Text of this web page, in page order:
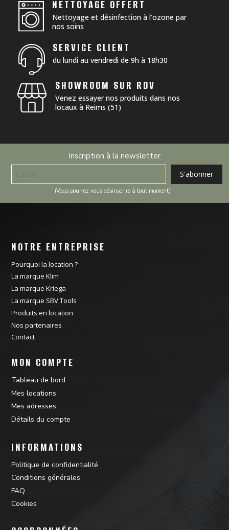
NETTOYAGE OFFERT
Nettoyage et désinfection à l’ozone par
nos soins
SERVICE CLIENT
du lundi au vendredi de 9h à 18h30
SHOWROOM SUR RDV
Venez essayer nos produits dans nos
locaux à Reims (51)
Inscription à la newsletter
(Vous pourrez vous désinscrire à tout moment)
NOTRE ENTREPRISE
Pourquoi la location ?
La marque Klim
La marque Kriega
La marque SBV Tools
Produits en location
Nos partenaires
Contact
MON COMPTE
Tableau de bord
Mes locations
Mes adresses
Détails du compte
INFORMATIONS
Politique de confidentialité
Conditions générales
FAQ
Cookies